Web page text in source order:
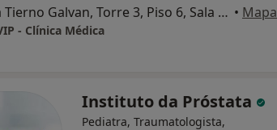
Rua Tierno Galvan, Torre 3, Piso 6, Sala 606, Lisboa • Mapa
- Clínica Médica
Instituto da Próstata
Pediatra, Traumatologista,